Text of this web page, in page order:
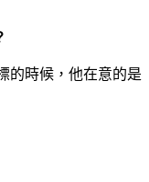
的時候，他在意的是